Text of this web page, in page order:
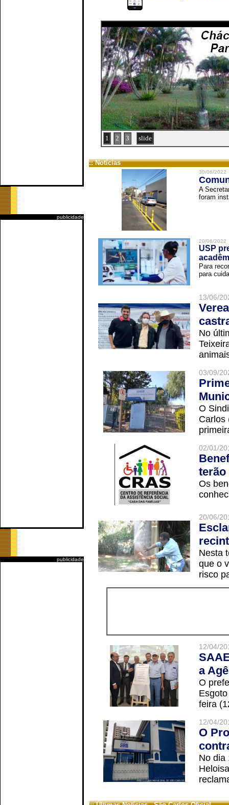
publicidade
publicidade
1 2 3 slide
:: Notícias
30/06/2022
A
foram
20/06/2022
USP
Para
para
13/06/
No
03/09/
O
Carlos
02/01/
terão
Os
20/06/
Nesta
que o
risco
12/04/
a
O
feira
12/04/
O
No dia